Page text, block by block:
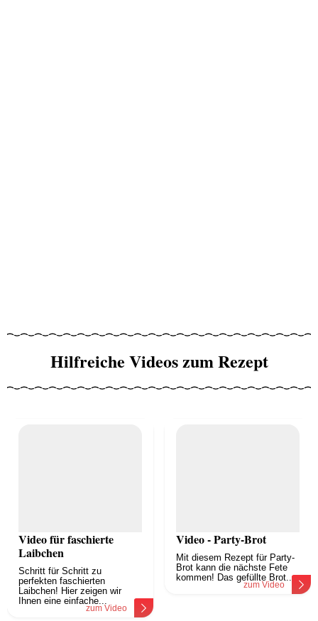
Hilfreiche Videos zum Rezept
Video für faschierte
Laibchen
Schritt für Schritt zu
perfekten faschierten
Laibchen! Hier zeigen wir
Ihnen eine einfache...
zum Video
Video - Party-Brot
Mit diesem Rezept für Party-
Brot kann die nächste Fete
kommen! Das gefüllte Brot...
zum Video